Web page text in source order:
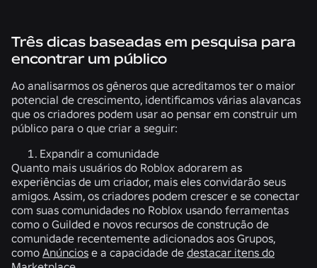
Três dicas baseadas em pesquisa para
encontrar um público
Ao analisarmos os gêneros que acreditamos ter o maior
potencial de crescimento, identificamos várias alavancas
que os criadores podem usar ao pensar em construir um
público para o que criar a seguir:
Expandir a comunidade
Quanto mais usuários do Roblox adorarem as
experiências de um criador, mais eles convidarão seus
amigos. Assim, os criadores podem crescer e se conectar
com suas comunidades no Roblox usando ferramentas
como o Guilded e novos recursos de construção de
comunidade recentemente adicionados aos Grupos,
como Anúncios e a capacidade de destacar itens do